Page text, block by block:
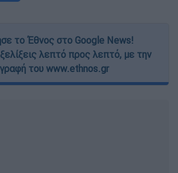
το Έθνος στο Google News!
λεπτό προς λεπτό, με την
του www.ethnos.gr